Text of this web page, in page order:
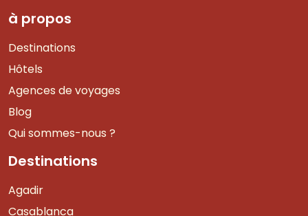
à propos
Destinations
Hôtels
Agences de voyages
Blog
Qui sommes-nous ?
Destinations
Agadir
Casablanca